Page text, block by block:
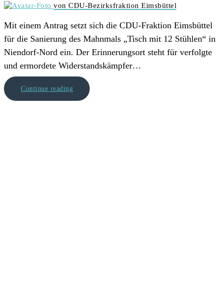
von CDU-Bezirksfraktion Eimsbüttel
Mit einem Antrag setzt sich die CDU-Fraktion Eimsbüttel
für die Sanierung des Mahnmals „Tisch mit 12 Stühlen“ in
Niendorf-Nord ein. Der Erinnerungsort steht für verfolgte
und ermordete Widerstandskämpfer…
Continue reading